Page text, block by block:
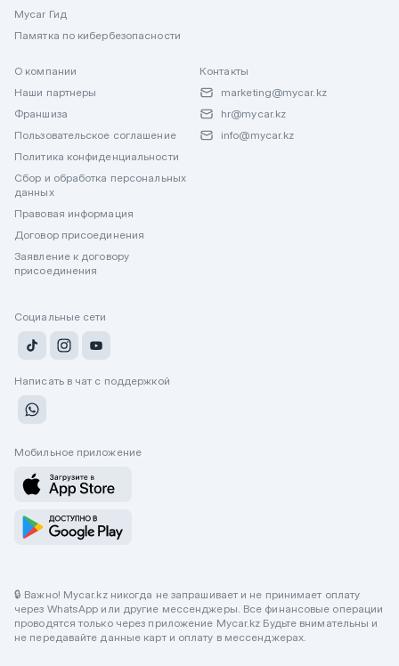
Mycar Гид
Памятка по кибербезопасности
О компании
Наши партнеры
Франшиза
Пользовательское соглашение
Политика конфиденциальности
Сбор и обработка персональных
данных
Правовая информация
Договор присоединения
Заявление к договору
присоединения
Контакты
marketing@mycar.kz
hr@mycar.kz
info@mycar.kz
Социальные сети
Написать в чат с поддержкой
Мобильное приложение
🔒 Важно! Mycar.kz никогда не запрашивает и не принимает оплату
через WhatsApp или другие мессенджеры. Все финансовые операции
проводятся только через приложение Mycar.kz Будьте внимательны и
не передавайте данные карт и оплату в мессенджерах.